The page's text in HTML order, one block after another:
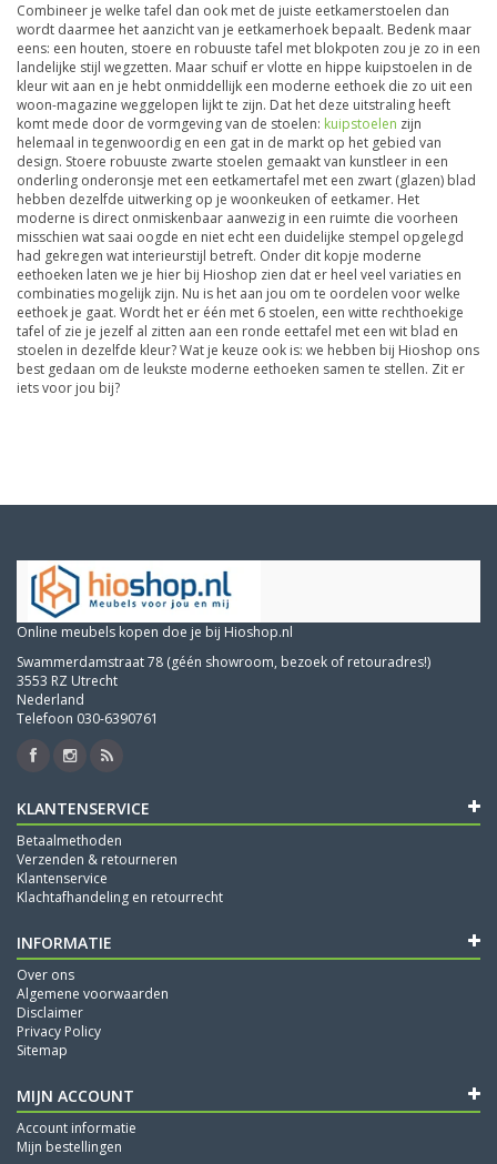
Combineer je welke tafel dan ook met de juiste eetkamerstoelen dan
wordt daarmee het aanzicht van je eetkamerhoek bepaalt. Bedenk maar
eens: een houten, stoere en robuuste tafel met blokpoten zou je zo in een
landelijke stijl wegzetten. Maar schuif er vlotte en hippe kuipstoelen in de
kleur wit aan en je hebt onmiddellijk een moderne eethoek die zo uit een
woon-magazine weggelopen lijkt te zijn. Dat het deze uitstraling heeft
komt mede door de vormgeving van de stoelen: kuipstoelen zijn
helemaal in tegenwoordig en een gat in de markt op het gebied van
design. Stoere robuuste zwarte stoelen gemaakt van kunstleer in een
onderling onderonsje met een eetkamertafel met een zwart (glazen) blad
hebben dezelfde uitwerking op je woonkeuken of eetkamer. Het
moderne is direct onmiskenbaar aanwezig in een ruimte die voorheen
misschien wat saai oogde en niet echt een duidelijke stempel opgelegd
had gekregen wat interieurstijl betreft. Onder dit kopje moderne
eethoeken laten we je hier bij Hioshop zien dat er heel veel variaties en
combinaties mogelijk zijn. Nu is het aan jou om te oordelen voor welke
eethoek je gaat. Wordt het er één met 6 stoelen, een witte rechthoekige
tafel of zie je jezelf al zitten aan een ronde eettafel met een wit blad en
stoelen in dezelfde kleur? Wat je keuze ook is: we hebben bij Hioshop ons
best gedaan om de leukste moderne eethoeken samen te stellen. Zit er
iets voor jou bij?
Online meubels kopen doe je bij Hioshop.nl
Swammerdamstraat 78 (géén showroom, bezoek of retouradres!)
3553 RZ Utrecht
Nederland
Telefoon 030-6390761
KLANTENSERVICE
Betaalmethoden
Verzenden & retourneren
Klantenservice
Klachtafhandeling en retourrecht
INFORMATIE
Over ons
Algemene voorwaarden
Disclaimer
Privacy Policy
Sitemap
MIJN ACCOUNT
Account informatie
Mijn bestellingen